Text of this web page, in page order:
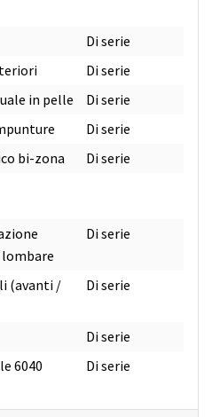
Di serie
Di serie
in pelle
Di serie
Di serie
bi-zona
Di serie
lombare
Di serie
(avanti /
Di serie
Di serie
6040
Di serie